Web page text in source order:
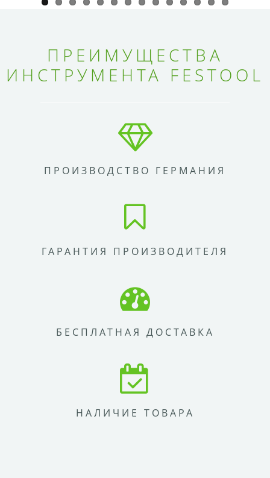
ПРЕИМУЩЕСТВА
ИНСТРУМЕНТА FESTOOL
ПРОИЗВОДСТВО ГЕРМАНИЯ
ГАРАНТИЯ ПРОИЗВОДИТЕЛЯ
БЕСПЛАТНАЯ ДОСТАВКА
НАЛИЧИЕ ТОВАРА